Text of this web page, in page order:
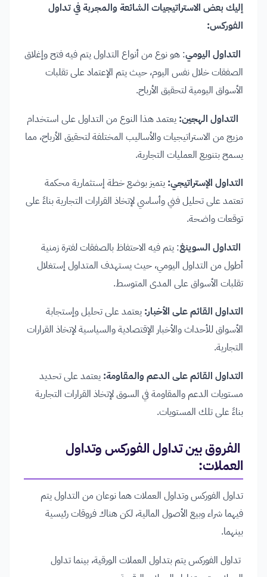
إليك بعض الاستراتيجيات الشائعة والمجربة في تداول
الفوركس:
التداول اليومي: هو نوع من أنواع التداول يتم فيه فتح وإغلاق
الصفقات خلال نفس اليوم، حيث يتم الإعتماد على تقلبات
الأسواق اليومية لتحقيق الأرباح.
التداول الهجين: يعتمد هذا النوع من التداول على استخدام
مزيج من الاستراتيجيات والأساليب المختلفة لتحقيق الأرباح، مما
يسمح بتنويع العمليات التجارية.
التداول الإستراتيجي: يتميز بوضع خطة إستثمارية محكمة
تعتمد على تحليل فني وأساسي لإتخاذ القرارات التجارية بناءً على
توقعات واضحة.
التداول السوينغ: يتم فيه الاحتفاظ بالصفقات لفترة زمنية
أطول من التداول اليومي، حيث يستهدف المتداول إستغلال
تقلبات الأسواق على المدى المتوسط.
التداول القائم على الأخبار: يعتمد على تحليل وإستجابة
الأسواق للأحداث والأخبار الإقتصادية والسياسية لإتخاذ القرارات
التجارية.
التداول القائم على الدعم والمقاومة: يعتمد على تحديد
مستويات الدعم والمقاومة في السوق لإتخاذ القرارات التجارية
بناءً على تلك المستويات.
الفروق بين تداول الفوركس وتداول
العملات:
تداول الفوركس وتداول العملات هما نوعان من التداول يتم
فيهما شراء وبيع الأصول المالية، لكن هناك فروقات رئيسية
بينهما.
تداول الفوركس يتم بتداول العملات الورقية، بينما تداول